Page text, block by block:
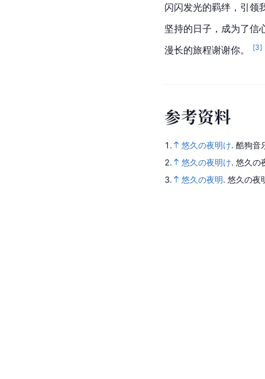
闪闪发光的羁绊，引领
坚持的日子，成为了信
漫长的旅程谢谢你。
[3]
参考资料
1. 悠久の夜明け. 酷狗音
2.
悠久の夜明け. 悠久の
3.
悠久の夜明. 悠久の夜